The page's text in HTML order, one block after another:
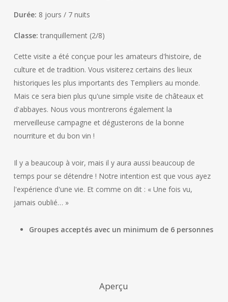
Durée: 8 jours / 7 nuits
Classe: tranquillement (2/8)
Cette visite a été conçue pour les amateurs d'histoire, de
culture et de tradition. Vous visiterez certains des lieux
historiques les plus importants des Templiers au monde.
Mais ce sera bien plus qu'une simple visite de châteaux et
d'abbayes. Nous vous montrerons également la
merveilleuse campagne et dégusterons de la bonne
nourriture et du bon vin !
Il y a beaucoup à voir, mais il y aura aussi beaucoup de
temps pour se détendre ! Notre intention est que vous ayez
l'expérience d'une vie. Et comme on dit : « Une fois vu,
jamais oublié… »
Groupes acceptés avec un minimum de 6 personnes
Aperçu